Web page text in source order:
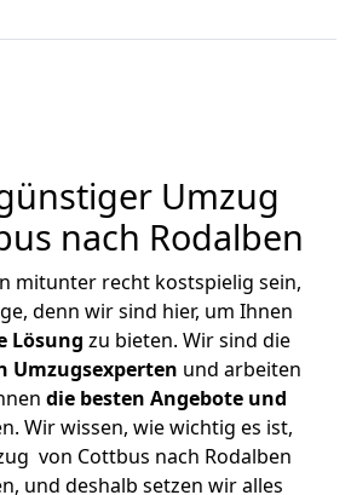
Umzug
nach Rodalben
mitunter recht kostspielig sein,
denn wir sind hier, um Ihnen
Lösung zu bieten. Wir sind die
Umzugsexperten und arbeiten
die besten Angebote und
Wir wissen, wie wichtig es ist,
von Cottbus nach Rodalben
und deshalb setzen wir alles